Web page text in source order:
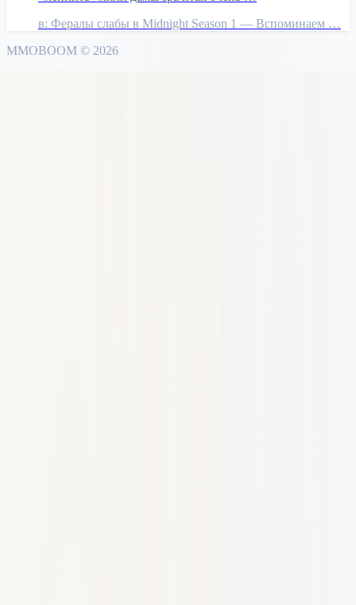
в: Фералы слабы в Midnight Season 1 — Вспоминаем …
MMOBOOM © 2026